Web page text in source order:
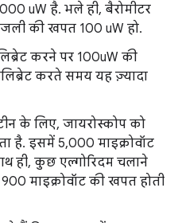
uW है. भले ही, बैरोमीटर
की खपत 100 uW हो.
करने पर 100uW की
करते समय यह ज़्यादा
के लिए, जायरोस्कोप को
है. इसमें 5,000 माइक्रोवॉट
ही, कुछ एल्गोरिदम चलाने
माइक्रोवॉट की खपत होती